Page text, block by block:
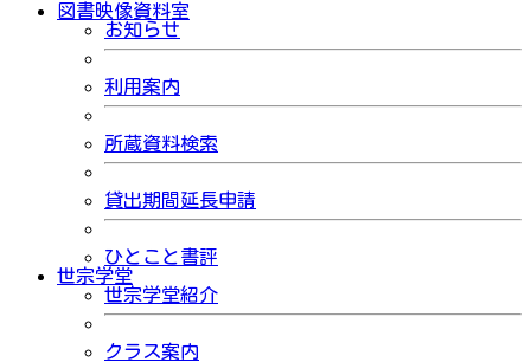
図書映像資料室
お知らせ
利用案内
所蔵資料検索
貸出期間延長申請
ひとこと書評
世宗学堂
世宗学堂紹介
クラス案内